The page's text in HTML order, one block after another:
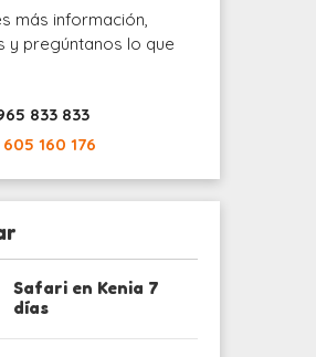
más información,
y pregúntanos lo que
833 833
160 176
Safari en Kenia 7
días